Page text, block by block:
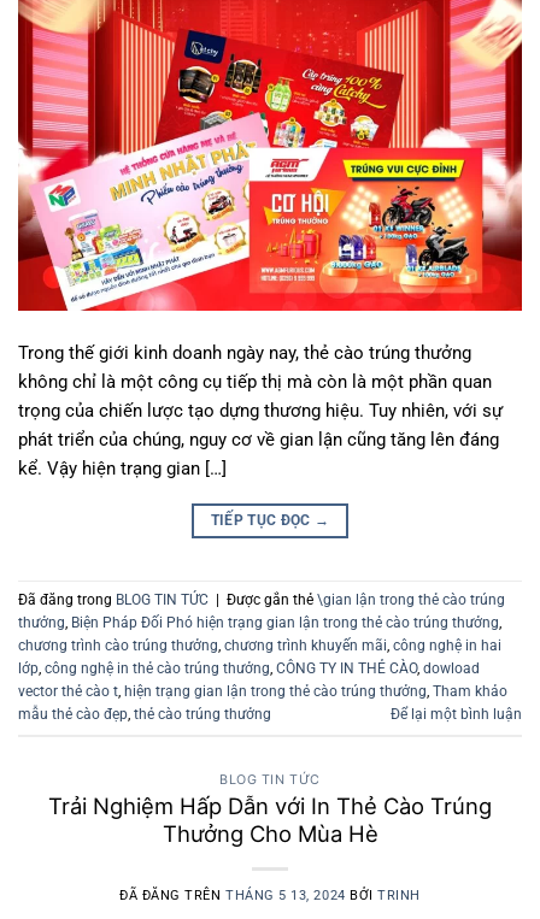
Trong thế giới kinh doanh ngày nay, thẻ cào trúng thưởng
không chỉ là một công cụ tiếp thị mà còn là một phần quan
trọng của chiến lược tạo dựng thương hiệu. Tuy nhiên, với sự
phát triển của chúng, nguy cơ về gian lận cũng tăng lên đáng
kể. Vậy hiện trạng gian […]
TIẾP TỤC ĐỌC →
Đã đăng trong BLOG TIN TỨC | Được gắn thẻ \gian lận trong thẻ cào trúng
thưởng Biện Pháp Đối Phó hiện trạng gian lận trong thẻ cào trúng thưởng
chương trình cào trúng thưởng chương trình khuyến mãi công nghệ in hai
lớp công nghệ in thẻ cào trúng thưởng CÔNG TY IN THẺ CÀO, dowload
vector thẻ cào t hiện trạng gian lận trong thẻ cào trúng thưởng Tham khảo
mẫu thẻ cào đẹp thẻ cào trúng thưởng Để lại một bình luận
BLOG TIN TỨC
Trải Nghiệm Hấp Dẫn với In Thẻ Cào Trúng
Thưởng Cho Mùa Hè
ĐÃ ĐĂNG TRÊN THÁNG 5 13, 2024 BỞITRINH